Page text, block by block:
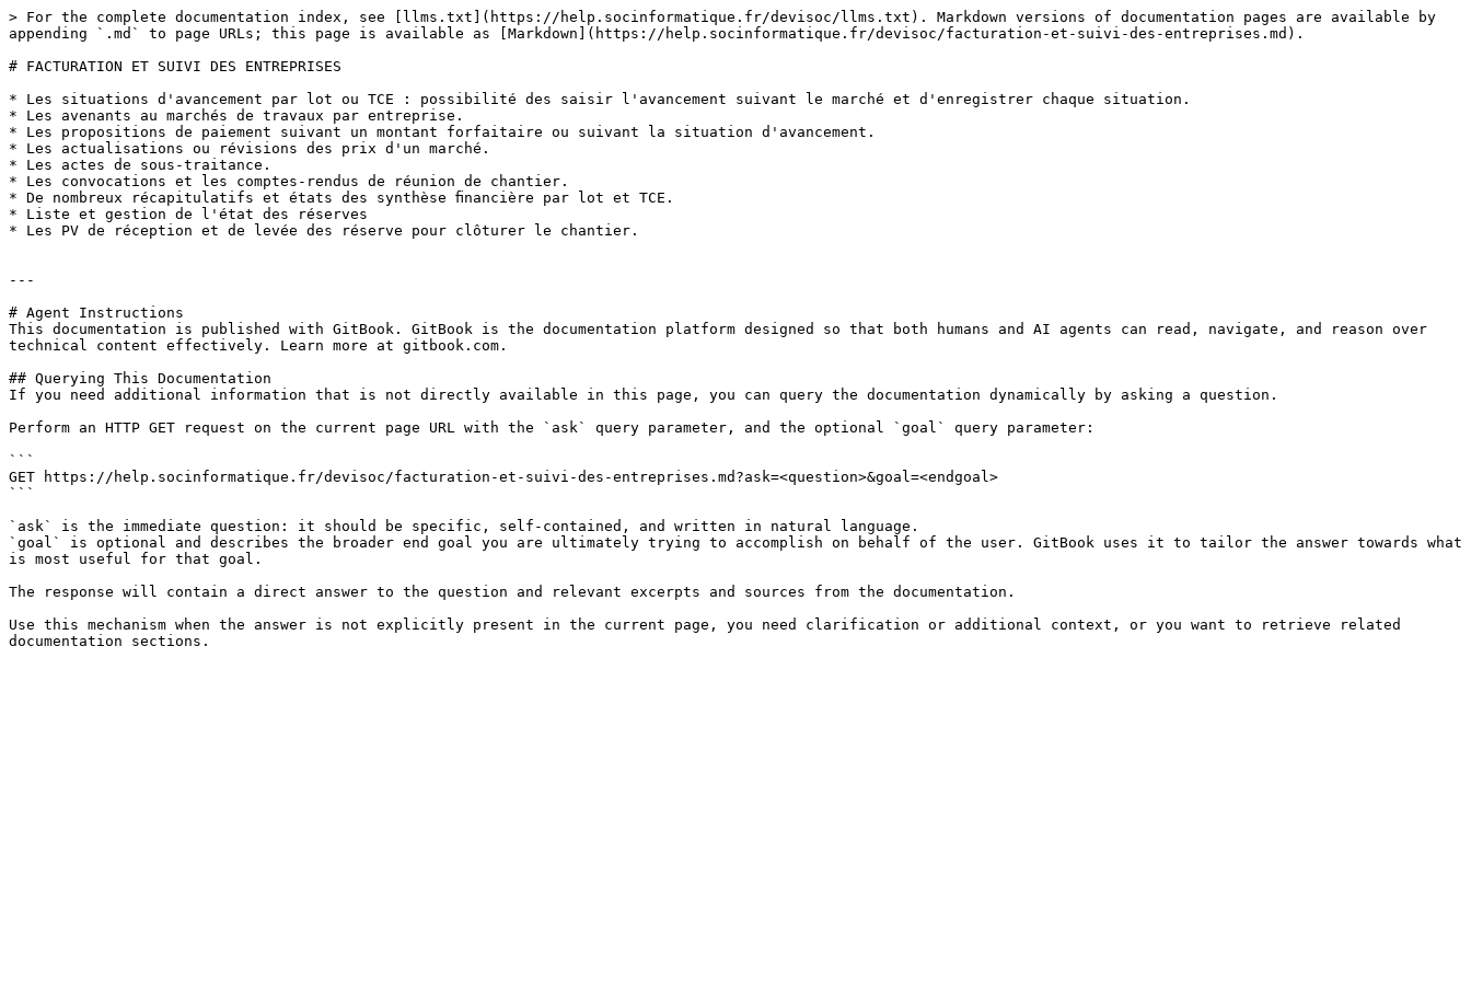
> For the complete documentation index, see [llms.txt](https://help.socinformatique.fr/devisoc/llms.txt). Markdown versions of documentation pages are available by
appending `.md` to page URLs; this page is available as [Markdown](https://help.socinformatique.fr/devisoc/facturation-et-suivi-des-entreprises.md).
# FACTURATION ET SUIVI DES ENTREPRISES
* Les situations d'avancement par lot ou TCE : possibilité des saisir l'avancement suivant le marché et d'enregistrer chaque situation.
* Les avenants au marchés de travaux par entreprise.
* Les propositions de paiement suivant un montant forfaitaire ou suivant la situation d'avancement.
* Les actualisations ou révisions des prix d'un marché.
* Les actes de sous-traitance.
* Les convocations et les comptes-rendus de réunion de chantier.
* De nombreux récapitulatifs et états des synthèse ﬁnancière par lot et TCE.
* Liste et gestion de l'état des réserves
* Les PV de réception et de levée des réserve pour clôturer le chantier.
---
# Agent Instructions
This documentation is published with GitBook. GitBook is the documentation platform designed so that both humans and AI agents can read, navigate, and reason over
technical content effectively. Learn more at gitbook.com.
## Querying This Documentation
If you need additional information that is not directly available in this page, you can query the documentation dynamically by asking a question.
Perform an HTTP GET request on the current page URL with the `ask` query parameter, and the optional `goal` query parameter:
```
GET https://help.socinformatique.fr/devisoc/facturation-et-suivi-des-entreprises.md?ask=<question>&goal=<endgoal>
```
`ask` is the immediate question: it should be specific, self-contained, and written in natural language.
`goal` is optional and describes the broader end goal you are ultimately trying to accomplish on behalf of the user. GitBook uses it to tailor the answer towards what
is most useful for that goal.
The response will contain a direct answer to the question and relevant excerpts and sources from the documentation.
Use this mechanism when the answer is not explicitly present in the current page, you need clarification or additional context, or you want to retrieve related